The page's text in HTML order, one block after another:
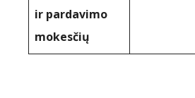
ir pardavimo
mokesčių